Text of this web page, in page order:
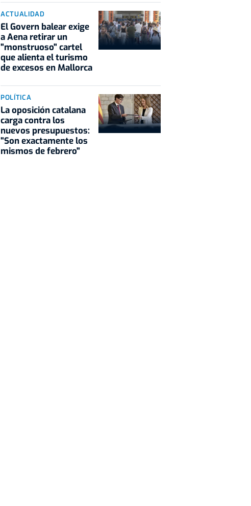
ACTUALIDAD
El Govern balear exige
a Aena retirar un
"monstruoso" cartel
que alienta el turismo
de excesos en Mallorca
POLÍTICA
La oposición catalana
carga contra los
nuevos presupuestos:
"Son exactamente los
mismos de febrero"